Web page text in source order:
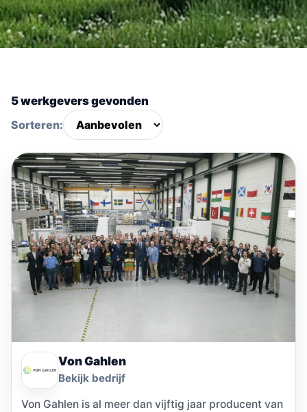
5 werkgevers gevonden
Sorteren:
Von Gahlen
Bekijk bedrijf
Von Gahlen is al meer dan vijftig jaar producent van